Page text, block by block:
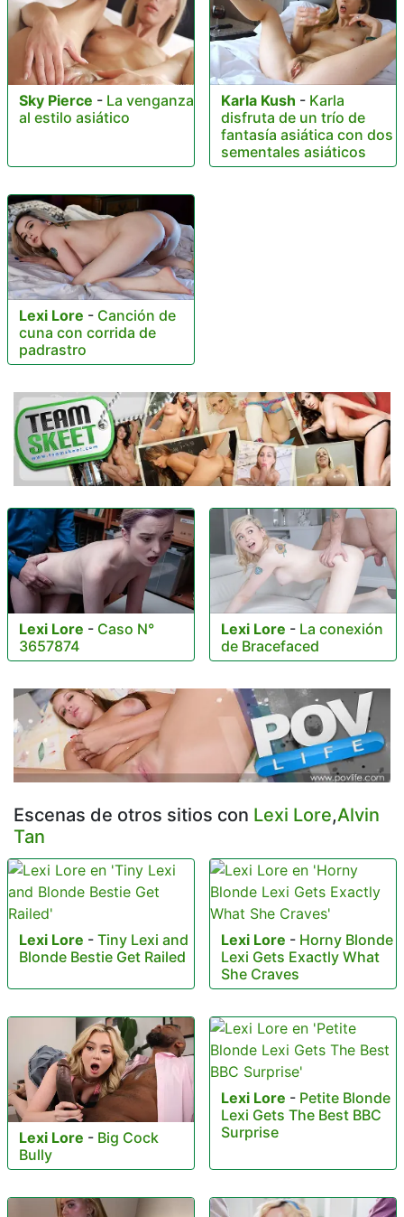
Sky Pierce - La venganza
al estilo asiático
Karla Kush - Karla
disfruta de un trío de
fantasía asiática con dos
sementales asiáticos
Lexi Lore - Canción de
cuna con corrida de
padrastro
Lexi Lore - Caso N°
3657874
Lexi Lore - La conexión
de Bracefaced
Escenas de otros sitios con Lexi Lore,Alvin
Tan
Lexi Lore - Tiny Lexi and
Blonde Bestie Get Railed
Lexi Lore - Horny Blonde
Lexi Gets Exactly What
She Craves
Lexi Lore - Big Cock
Bully
Lexi Lore - Petite Blonde
Lexi Gets The Best BBC
Surprise